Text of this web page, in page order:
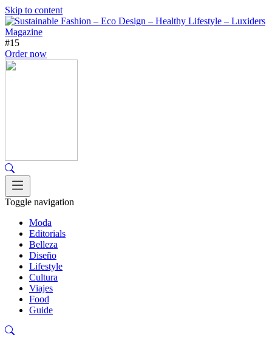
Skip to content
#15
Order now
Toggle navigation
Moda
Editorials
Belleza
Diseño
Lifestyle
Cultura
Viajes
Food
Guide